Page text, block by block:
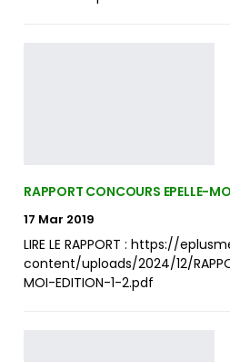
RAPPORT CONCOURS EPELLE-
17 Mar 2019
LIRE LE RAPPORT : https://
content/uploads/2024/12/
MOI-EDITION-1-2.pdf